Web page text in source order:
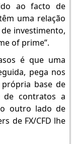
ao facto de
uma relação
investimento,
of prime”.
é que uma
pega nos
base de
de contratos a
outro lado de
de FX/CFD lhe